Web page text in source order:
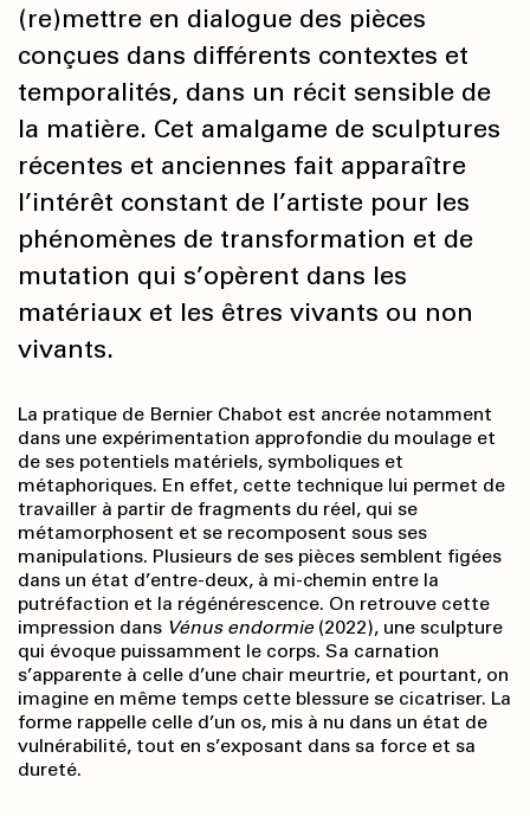
(re)mettre en dialogue des pièces
conçues dans différents contextes et
temporalités, dans un récit sensible de
la matière. Cet amalgame de sculptures
récentes et anciennes fait apparaître
l’intérêt constant de l’artiste pour les
phénomènes de transformation et de
mutation qui s’opèrent dans les
matériaux et les êtres vivants ou non
vivants.
La pratique de Bernier Chabot est ancrée notamment
dans une expérimentation approfondie du moulage et
de ses potentiels matériels, symboliques et
métaphoriques. En effet, cette technique lui permet de
travailler à partir de fragments du réel, qui se
métamorphosent et se recomposent sous ses
manipulations. Plusieurs de ses pièces semblent figées
dans un état d’entre-deux, à mi-chemin entre la
putréfaction et la régénérescence. On retrouve cette
impression dans Vénus endormie(2022), une sculpture
qui évoque puissamment le corps. Sa carnation
s’apparente à celle d’une chair meurtrie, et pourtant, on
imagine en même temps cette blessure se cicatriser. La
forme rappelle celle d’un os, mis à nu dans un état de
vulnérabilité, tout en s’exposant dans sa force et sa
dureté.